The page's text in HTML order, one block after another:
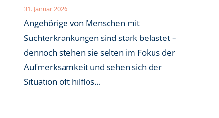
31. Januar 2026
Angehörige von Menschen mit
Suchterkrankungen sind stark belastet –
dennoch stehen sie selten im Fokus der
Aufmerksamkeit und sehen sich der
Situation oft hilflos…